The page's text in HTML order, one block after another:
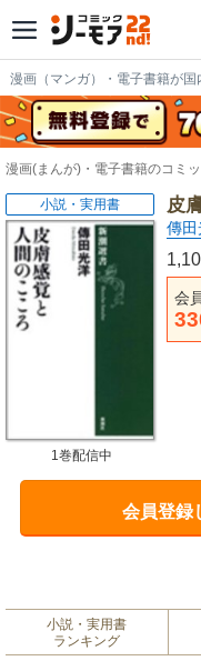
漫画（マンガ）・電子書籍が国
漫画(まんが)・電子書籍のコミ
皮
傳田
会
小説・実用書
1巻配信中
会員登録
小説・実用書
ランキング